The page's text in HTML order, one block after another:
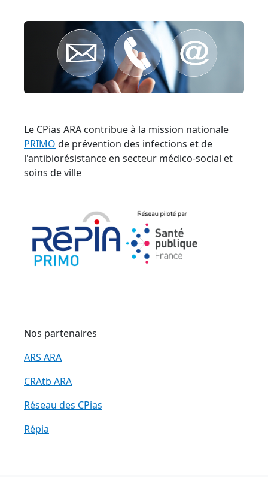
Le CPias ARA contribue à la mission nationale
PRIMO de prévention des infections et de
l'antibiorésistance en secteur médico-social et
soins de ville
Nos partenaires
ARS ARA
CRAtb ARA
Réseau des CPias
Répia